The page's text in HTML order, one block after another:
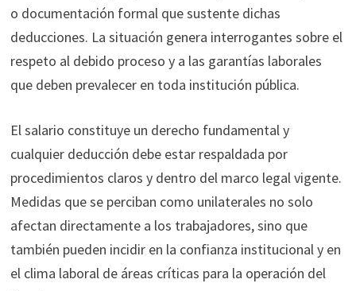
o documentación formal que sustente dichas
deducciones. La situación genera interrogantes sobre el
respeto al debido proceso y a las garantías laborales
que deben prevalecer en toda institución pública.
El salario constituye un derecho fundamental y
cualquier deducción debe estar respaldada por
procedimientos claros y dentro del marco legal vigente.
Medidas que se perciban como unilaterales no solo
afectan directamente a los trabajadores, sino que
también pueden incidir en la confianza institucional y en
el clima laboral de áreas críticas para la operación del